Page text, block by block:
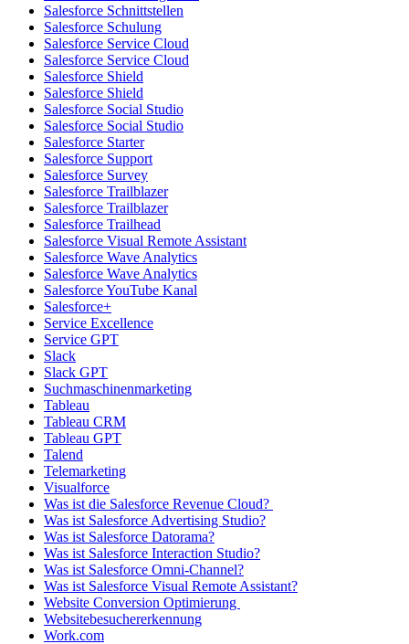
Salesforce Schnittstellen
Salesforce Schulung
Salesforce Service Cloud
Salesforce Service Cloud
Salesforce Shield
Salesforce Shield
Salesforce Social Studio
Salesforce Social Studio
Salesforce Starter
Salesforce Support
Salesforce Survey
Salesforce Trailblazer
Salesforce Trailblazer
Salesforce Trailhead
Salesforce Visual Remote Assistant
Salesforce Wave Analytics
Salesforce Wave Analytics
Salesforce YouTube Kanal
Salesforce+
Service Excellence
Service GPT
Slack
Slack GPT
Suchmaschinenmarketing
Tableau
Tableau CRM
Tableau GPT
Talend
Telemarketing
Visualforce
Was ist die Salesforce Revenue Cloud?
Was ist Salesforce Advertising Studio?
Was ist Salesforce Datorama?
Was ist Salesforce Interaction Studio?
Was ist Salesforce Omni-Channel?
Was ist Salesforce Visual Remote Assistant?
Website Conversion Optimierung
Websitebesuchererkennung
Work.com